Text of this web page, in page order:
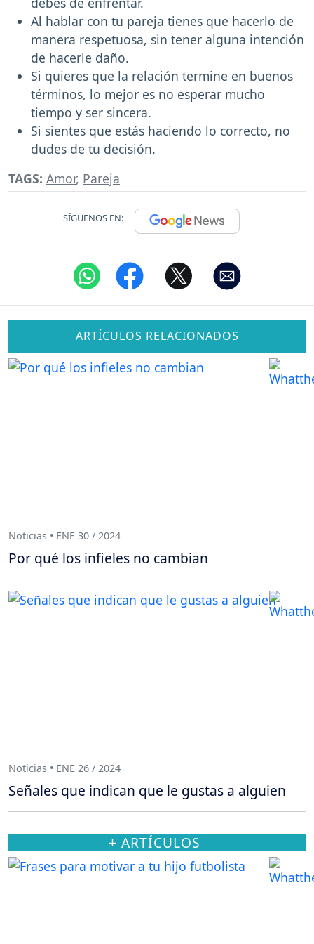
Al hablar con tu pareja tienes que hacerlo de
manera respetuosa, sin tener alguna intención
de hacerle daño.
Si quieres que la relación termine en buenos
términos, lo mejor es no esperar mucho
tiempo y ser sincera.
Si sientes que estás haciendo lo correcto, no
dudes de tu decisión.
TAGS: Amor, Pareja
SÍGUENOS EN:
ARTÍCULOS RELACIONADOS
Noticias • ENE 30 / 2024
Por qué los infieles no cambian
Noticias • ENE 26 / 2024
Señales que indican que le gustas a alguien
+ ARTÍCULOS